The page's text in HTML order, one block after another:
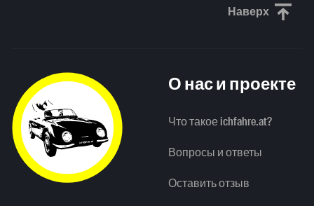
Наверх
О нас и проекте
Что такое ichfahre.at?
Вопросы и ответы
Оставить отзыв